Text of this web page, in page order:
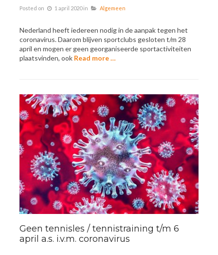
Posted on 1 april 2020 in Algemeen
Nederland heeft iedereen nodig in de aanpak tegen het
coronavirus. Daarom blijven sportclubs gesloten t/m 28
april en mogen er geen georganiseerde sportactiviteiten
plaatsvinden, ook Read more …
Geen tennisles / tennistraining t/m 6
april a.s. i.v.m. coronavirus